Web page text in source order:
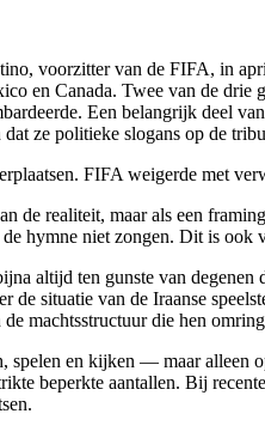
voorzitter van de FIFA, in
en Canada. Twee van de
Een belangrijk deel
ze politieke slogans op de
FIFA weigerde met
realiteit, maar als een
hymne niet zongen. Dit is
altijd ten gunste van
situatie van de Iraanse
machtsstructuur die hen
en kijken — maar alleen
beperkte aantallen. Bij